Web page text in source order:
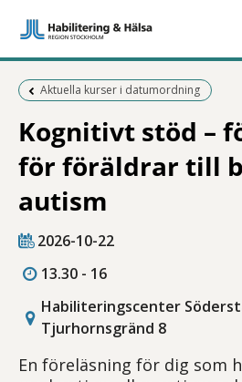
Föregående sida:
Aktuella kurser i datumordning
Kognitivt stöd –
för föräldrar till
autism
2026-10-22
13.30 - 16
Habiliteringscenter
Tjurhornsgränd 8
En föreläsning för dig som